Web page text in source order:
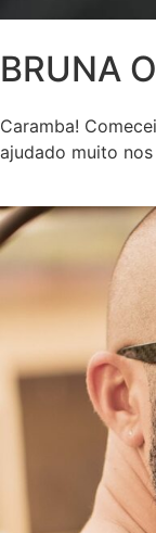
BRUNA
Caramba!
ajudado muito